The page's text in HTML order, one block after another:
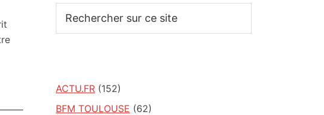
sur
ACTU.FR (152)
BFM TOULOUSE (62)